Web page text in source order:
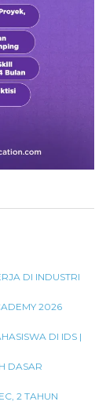
DI INDUSTRI
2026
DI IDS |
DASAR
2 TAHUN